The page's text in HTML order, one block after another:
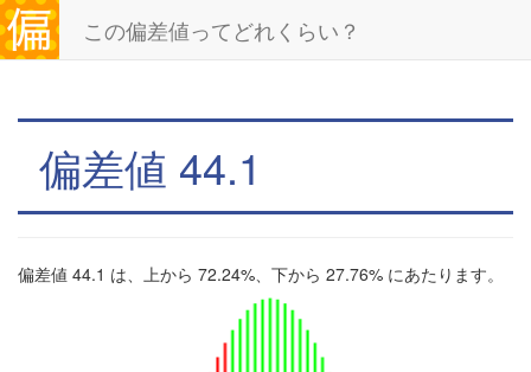
この偏差値ってどれくらい？
偏差値 44.1
偏差値 44.1 は、上から 72.24%、下から 27.76% にあたります。